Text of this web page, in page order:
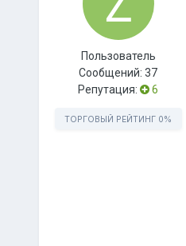
Пользователь
Сообщений:37
Репутация:
6
ТОРГОВЫЙ РЕЙТИНГ 0%